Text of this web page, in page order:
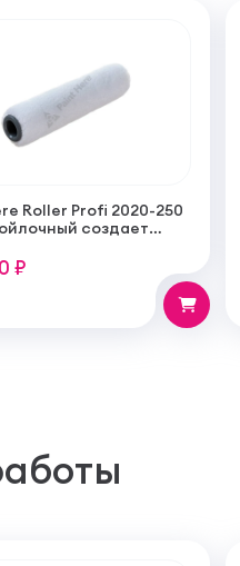
Roller Profi 2020-250
создает
250мм
₽